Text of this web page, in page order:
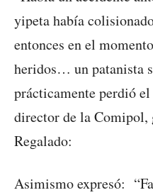
yipeta había
entonces en el
heridos… un patanista
prácticamente perdió
director de la Comipol,
Regalado:
Asimismo expresó: